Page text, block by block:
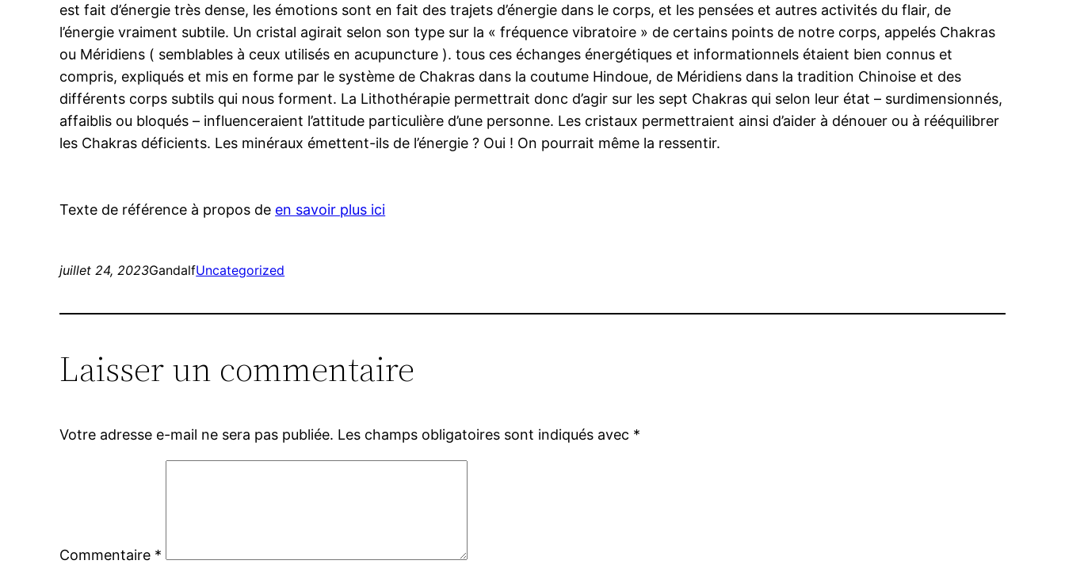
est fait d’énergie très dense, les émotions sont en fait des trajets d’énergie dans le corps, et les pensées et autres activités du flair, de
l’énergie vraiment subtile. Un cristal agirait selon son type sur la « fréquence vibratoire » de certains points de notre corps, appelés Chakras
ou Méridiens ( semblables à ceux utilisés en acupuncture ). tous ces échanges énergétiques et informationnels étaient bien connus et
compris, expliqués et mis en forme par le système de Chakras dans la coutume Hindoue, de Méridiens dans la tradition Chinoise et des
différents corps subtils qui nous forment. La Lithothérapie permettrait donc d’agir sur les sept Chakras qui selon leur état – surdimensionnés,
affaiblis ou bloqués – influenceraient l’attitude particulière d’une personne. Les cristaux permettraient ainsi d’aider à dénouer ou à rééquilibrer
les Chakras déficients. Les minéraux émettent-ils de l’énergie ? Oui ! On pourrait même la ressentir.
Texte de référence à propos de en savoir plus ici
juillet 24, 2023GandalfUncategorized
Laisser un commentaire
Votre adresse e-mail ne sera pas publiée. Les champs obligatoires sont indiqués avec *
Commentaire *